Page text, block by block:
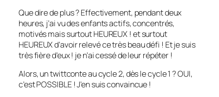
Que dire de plus ? Effectivement, pendant deux
heures, j’ai vu des enfants actifs, concentrés,
motivés mais surtout HEUREUX ! et surtout
HEUREUX d’avoir relevé ce très beau défi ! Et je suis
très fière d’eux ! je n’ai cessé de leur répéter !
Alors, un twittconte au cycle 2, dès le cycle 1 ? OUI,
c’est POSSIBLE ! J’en suis convaincue !